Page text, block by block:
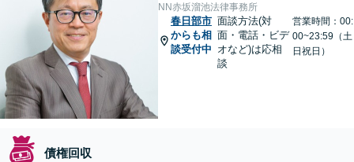
NN赤坂溜池法律事務所
春日部市
からも相
談受付中
面談方法(対
面・電話・ビデ
オなど)は応相
談
営業時間：00:
00~23:59（土
日祝日）
債権回収